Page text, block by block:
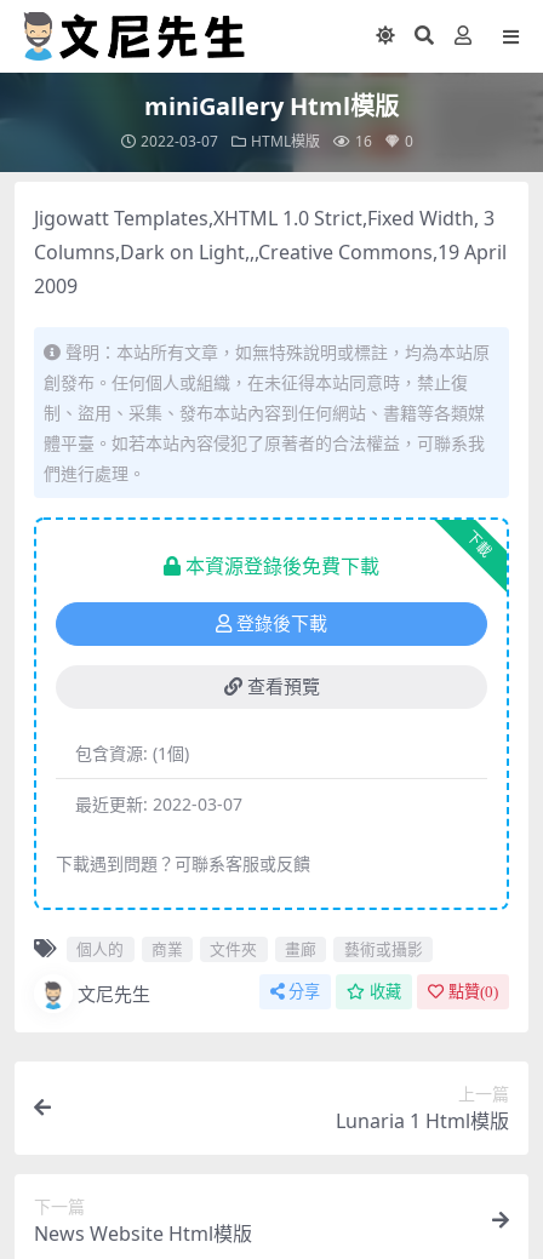
miniGallery Html模版
2022-03-07 HTML模版 16 0
Jigowatt Templates,XHTML 1.0 Strict,Fixed Width, 3
Columns,Dark on Light,,,Creative Commons,19 April
2009
聲明：本站所有文章，如無特殊說明或標註，均為本站原
創發布。任何個人或組織，在未征得本站同意時，禁止復
制、盜用、采集、發布本站內容到任何網站、書籍等各類媒
體平臺。如若本站內容侵犯了原著者的合法權益，可聯系我
們進行處理。
下載
本資源登錄後免費下載
登錄後下載
查看預覽
包含資源: (1個)
最近更新: 2022-03-07
下載遇到問題？可聯系客服或反饋
個人的 商業 文件夾 畫廊 藝術或攝影
文尼先生 分享 收藏 點贊(0)
上一篇
Lunaria 1 Html模版
下一篇
News Website Html模版